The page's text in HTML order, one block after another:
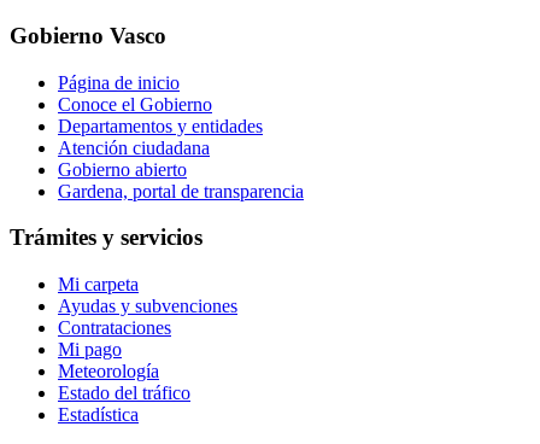
Gobierno Vasco
Página de inicio
Conoce el Gobierno
Departamentos y entidades
Atención ciudadana
Gobierno abierto
Gardena, portal de transparencia
Trámites y servicios
Mi carpeta
Ayudas y subvenciones
Contrataciones
Mi pago
Meteorología
Estado del tráfico
Estadística